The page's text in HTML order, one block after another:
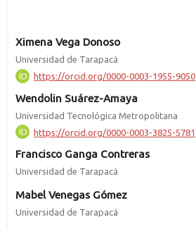
Ximena Vega Donoso
Universidad de Tarapacá
https://orcid.org/0000-0003-1955-9050
Wendolin Suárez-Amaya
Universidad Tecnológica Metropolitana
https://orcid.org/0000-0003-3825-5781
Francisco Ganga Contreras
Universidad de Tarapacá
Mabel Venegas Gómez
Universidad de Tarapacá